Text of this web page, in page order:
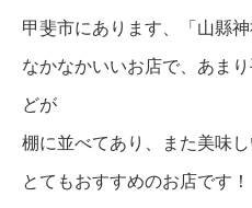
甲斐市にあります、「山縣神
なかなかいいお店で、あま
どが
棚に並べてあり、また美味
とてもおすすめのお店です！